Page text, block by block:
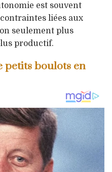
est souvent
liées aux
seulement plus
productif.
petits boulots en